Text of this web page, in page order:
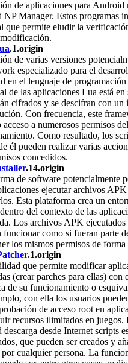
de aplicaciones para Android
NP Manager. Estos programas
que permite eludir la
.1.origin
de varias versiones
especializado para el
en el lenguaje de
de las aplicaciones Lua está en
cifrados y se descifran con un
Con frecuencia, este
acceso a numerosos permisos
Como resultado, los
él pueden realizar varias
concedidos.
.14.origin
de software potencialmente
ejecutar archivos
Esta plataforma crea un
del contexto de las
Los archivos APK ejecutados
funcionar como si fueran parte
los mismos permisos de forma
.1.origin
que permite modificar
(crear parches para ellas)
de su funcionamiento o
con ella los usuarios
de acceso root en
recursos ilimitados en juegos.
descarga desde Internet scripts
que pueden ser creados y
cualquier persona. La